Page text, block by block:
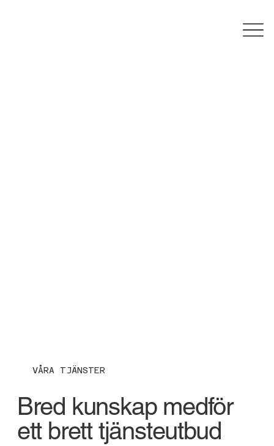
VÅRA TJÄNSTER
Bred kunskap medför
ett brett tjänsteutbud